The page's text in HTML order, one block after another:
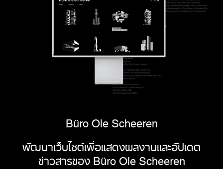
Büro Ole Scheeren
พัฒนาเว็บไซต์เพื่อแสดงผลงานและอัปเดต
ข่าวสารของ Büro Ole Scheeren